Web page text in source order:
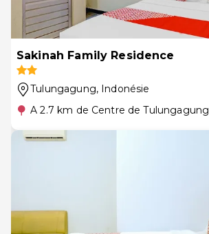
Sakinah Family Residence
Tulungagung, Indonésie
A 2.7 km de Centre de Tulungagung